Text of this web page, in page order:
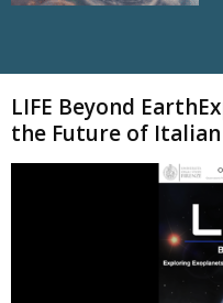
LIFE Beyond
the Future of